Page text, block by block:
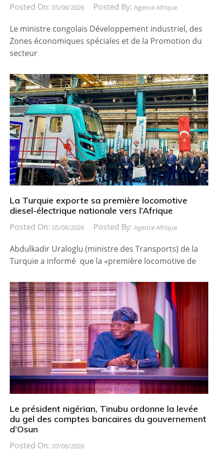
Posted On: 05/08/2026 Posted By: Agence Afrique
Le ministre congolais Développement industriel, des
Zones économiques spéciales et de la Promotion du
secteur
La Turquie exporte sa première locomotive
diesel-électrique nationale vers l’Afrique
Posted On: 05/08/2026 Posted By: Agence Afrique
Abdulkadir Uraloglu (ministre des Transports) de la
Turquie a informé que la «première locomotive de
Le président nigérian, Tinubu ordonne la levée
du gel des comptes bancaires du gouvernement
d’Osun
Posted On: 07/08/2026